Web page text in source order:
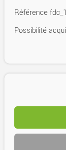
Référence
Possibilité